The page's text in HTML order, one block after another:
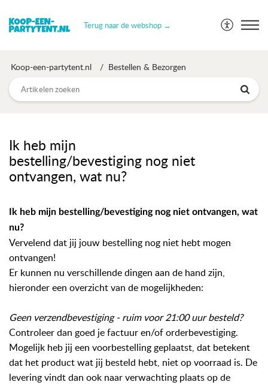
Terug naar de webshop →
Koop-een-partytent.nl Bestellen & Bezorgen
Ik heb mijn
bestelling/bevestiging nog niet
ontvangen, wat nu?
Ik heb mijn bestelling/bevestiging nog niet ontvangen, wat
nu?
Vervelend dat jij jouw bestelling nog niet hebt mogen
ontvangen!
Er kunnen nu verschillende dingen aan de hand zijn,
hieronder een overzicht van de mogelijkheden:
Geen verzendbevestiging - ruim voor 21:00 uur besteld?
Controleer dan goed je factuur en/of orderbevestiging.
Mogelijk heb jij een voorbestelling geplaatst, dat betekent
dat het product wat jij besteld hebt, niet op voorraad is. De
levering vindt dan ook naar verwachting plaats op de